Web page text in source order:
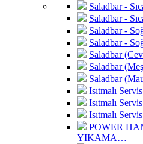
Saladbar -
Saladbar -
Saladbar -
Saladbar -
Saladbar
Saladbar
Saladbar
Isıtmalı
Isıtmalı
Isıtmalı
POWER
YIKAMA…